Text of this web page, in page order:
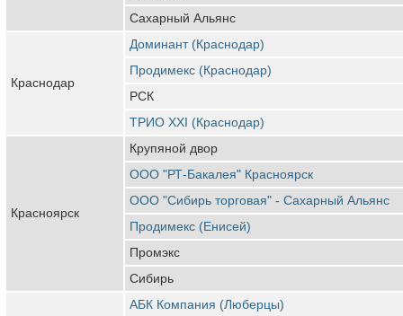
Сахарный Альянс
Краснодар
Доминант (Краснодар)
Продимекс (Краснодар)
РСК
ТРИО XXI (Краснодар)
Красноярск
Крупяной двор
ООО "РТ-Бакалея" Красноярск
ООО "Сибирь торговая" - Сахарный Альянс
Продимекс (Енисей)
Промэкс
Сибирь
АБК Компания (Люберцы)